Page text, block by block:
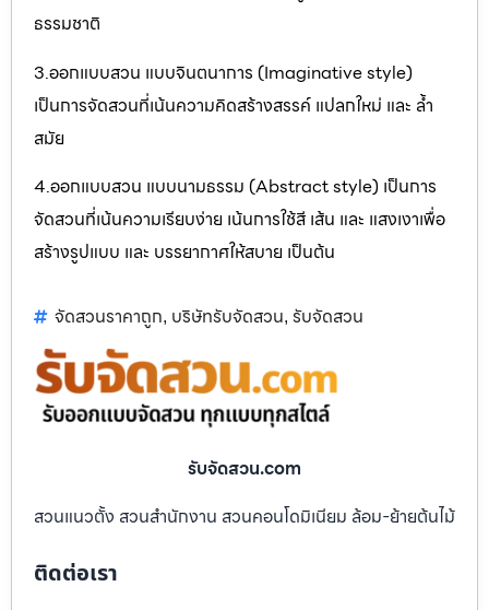
ธรรมชาติ
3.ออกแบบสวน แบบจินตนาการ (Imaginative style)
เป็นการจัดสวนที่เน้นความคิดสร้างสรรค์ แปลกใหม่ และ ล้ำ
สมัย
4.ออกแบบสวน แบบนามธรรม (Abstract style) เป็นการ
จัดสวนที่เน้นความเรียบง่าย เน้นการใช้สี เส้น และ แสงเงาเพื่อ
สร้างรูปแบบ และ บรรยากาศให้สบาย เป็นต้น
จัดสวนราคาถูก, บริษัทรับจัดสวน, รับจัดสวน
รับจัดสวน.com
สวนแนวตั้ง สวนสำนักงาน สวนคอนโดมิเนียม ล้อม-ย้ายต้นไม้
ติดต่อเรา